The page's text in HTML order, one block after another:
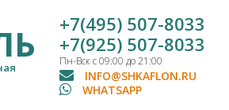
+7(495) 507-8033
+7(925) 507-8033
Пн-Вск с 09:00 до 21:00
INFO@SHKAFLON.RU
WHATSAPP